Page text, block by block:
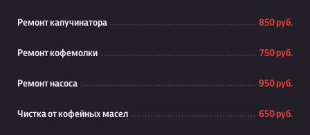
Ремонт капучинатора 850 руб.
Ремонт кофемолки 750 руб.
Ремонт насоса 950 руб.
Чистка от кофейных масел 650 руб.